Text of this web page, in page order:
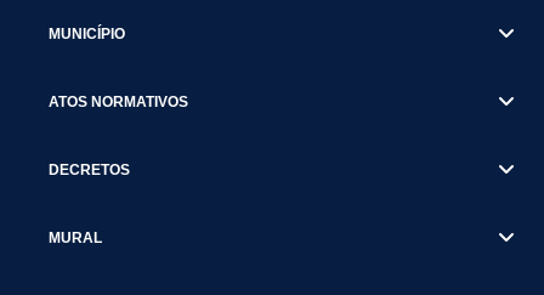
MUNICÍPIO
ATOS NORMATIVOS
DECRETOS
MURAL